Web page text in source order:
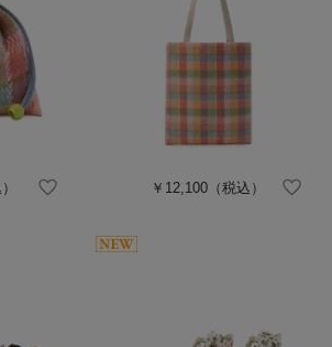
￥12,100 （税込）